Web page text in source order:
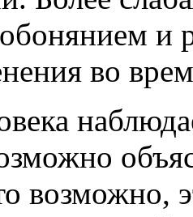
обонянием и
во
возможно,